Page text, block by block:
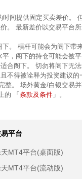
间提供固定买卖差价
。 最新差价以交易平台所
。 槓杆可能会为阁下
，阁下的持仓可能会
阁下。 切勿将阁下
得被诠释为投资建议
。 场外黄金/白银交
的 「 条款及条件 」。
平台
天MT4平台(桌面版)
天MT4平台(流动版)